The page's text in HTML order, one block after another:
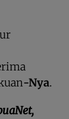
-Nya.